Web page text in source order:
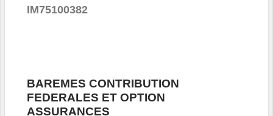
IM75100382
BAREMES CONTRIBUTION
FEDERALES ET OPTION
ASSURANCES